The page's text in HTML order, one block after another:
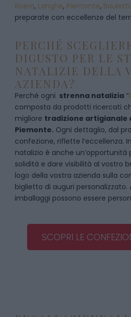
Roero, Langhe, Piemonte,
preparate con eccellenze del
PERCHÉ
DIGUSTO PER LE
NATALIZIE DELLA
AZIENDA?
Perché ogni strenna natalizia “
composta da prodotti ricercati
migliore tradizione artigianale
Piemonte. Ogni dettaglio, dal
confezione, riflette l’eccellenza.
natalizio è anche
solidità e dare visibilità al vostro
logo della vostra azienda sulla
biglietto di auguri personalizzato.
imballaggi possono essere
SCOPRI LE